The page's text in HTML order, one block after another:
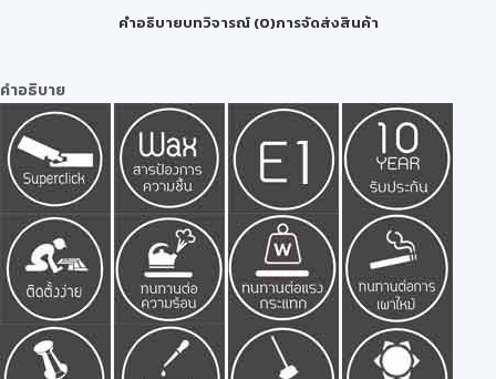
คำอธิบายบทวิจารณ์ (0)การจัดส่งสินค้า
คำอธิบาย